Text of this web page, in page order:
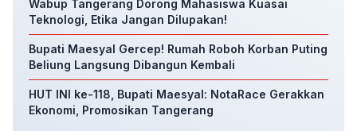
Wabup Tangerang Dorong Mahasiswa Kuasai
Teknologi, Etika Jangan Dilupakan!
Bupati Maesyal Gercep! Rumah Roboh Korban Puting
Beliung Langsung Dibangun Kembali
HUT INI ke-118, Bupati Maesyal: NotaRace Gerakkan
Ekonomi, Promosikan Tangerang